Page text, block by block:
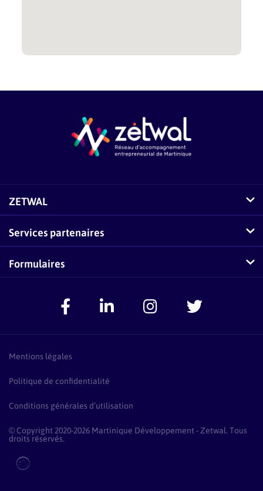
ZETWAL
Comment fonctionne Zetwal ?
Zetwal dans les médias
Espace Accompagnateurs
Services partenaires
Conseillers-Entreprises
Présentation Pass Créa
F.A.Q Pass Créa
Formulaires
© Copyright 2020-2026 Martinique Développement - Zetwal. Tous
droits réservés.
Mentions légales
Politique de confidentialité
Conditions générales d’utilisation